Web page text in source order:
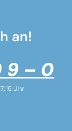
an!
9 – 0
Uhr